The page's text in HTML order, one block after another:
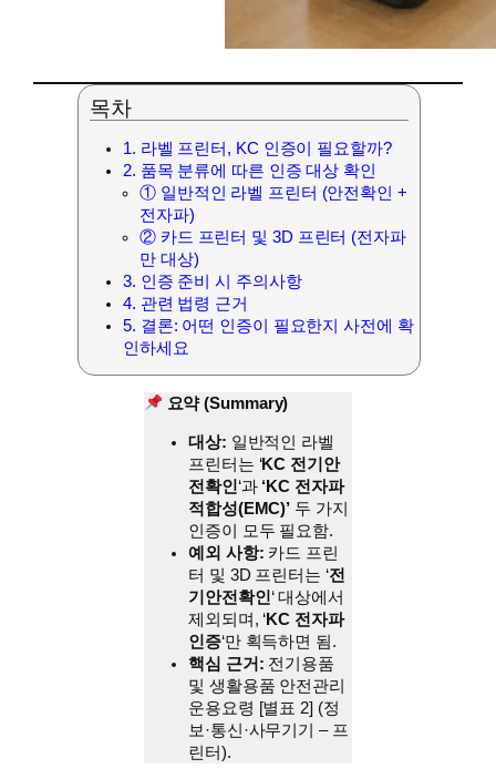
목차
1. 라벨 프린터, KC 인증이 필요할까?
2. 품목 분류에 따른 인증 대상 확인
① 일반적인 라벨 프린터 (안전확인 +
전자파)
② 카드 프린터 및 3D 프린터 (전자파
만 대상)
3. 인증 준비 시 주의사항
4. 관련 법령 근거
5. 결론: 어떤 인증이 필요한지 사전에 확
인하세요
요약 (Summary)
대상: 일반적인 라벨
프린터는 ‘KC 전기안
전확인‘과 ‘KC 전자파
적합성(EMC)’ 두 가지
인증이 모두 필요함.
예외 사항: 카드 프린
터 및 3D 프린터는 ‘전
기안전확인‘ 대상에서
제외되며, ‘KC 전자파
인증‘만 획득하면 됨.
핵심 근거: 전기용품
및 생활용품 안전관리
운용요령 [별표 2] (정
보·통신·사무기기 – 프
린터).